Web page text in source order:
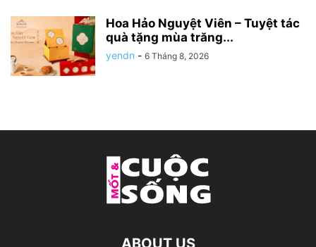
Hoa Hảo Nguyệt Viên – Tuyệt tác
quà tặng mùa trăng...
yendn - 6 Tháng 8, 2026